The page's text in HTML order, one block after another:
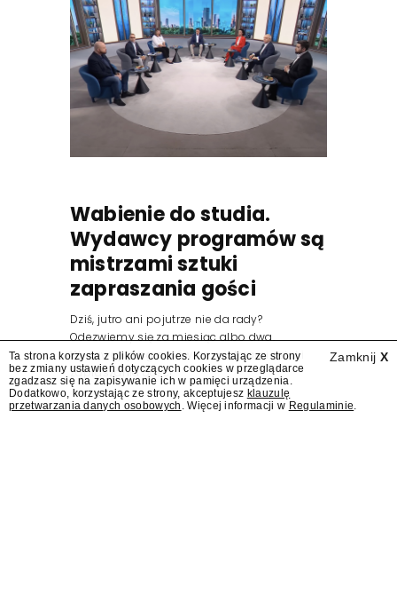
Wabienie do studia.
Wydawcy programów są
mistrzami sztuki
zapraszania gości
Dziś, jutro ani pojutrze nie da rady?
Odezwiemy się za miesiąc albo dwa.
Wydawcy programów są mistrzami sztuki
zapraszania gości.
Zamknij X
Ta strona korzysta z plików cookies. Korzystając ze strony
bez zmiany ustawień dotyczących cookies w przeglądarce
zgadzasz się na zapisywanie ich w pamięci urządzenia.
Dodatkowo, korzystając ze strony, akceptujesz klauzulę
przetwarzania danych osobowych . Więcej informacji w Regulaminie.